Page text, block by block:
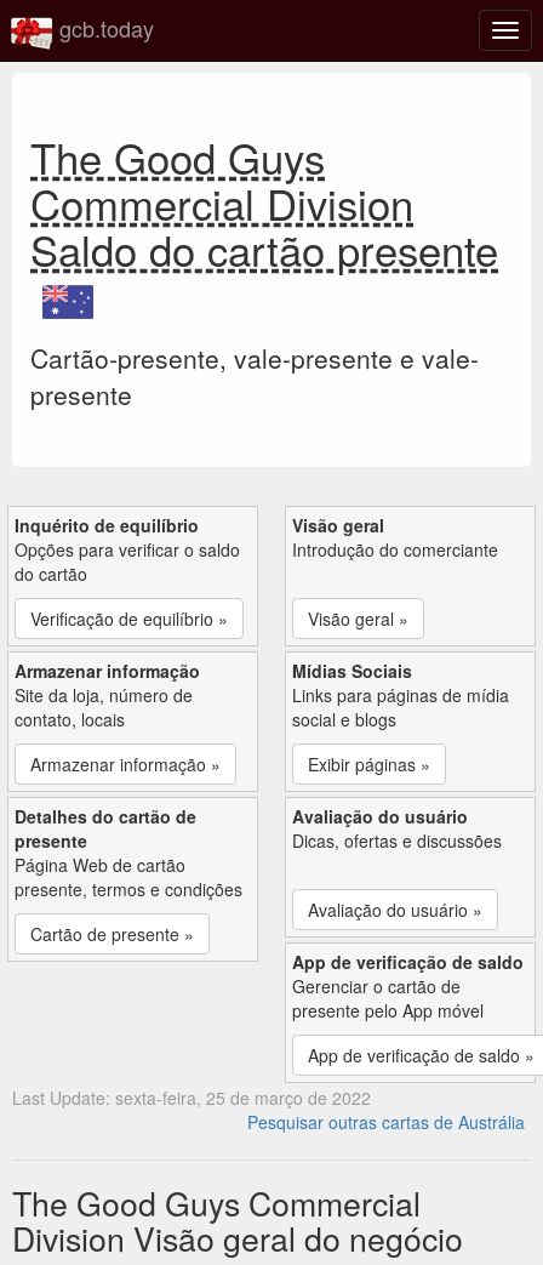
gcb.today
The Good Guys
Commercial Division
Saldo do cartão presente
Cartão-presente, vale-presente e vale-
presente
Inquérito de equilíbrio
Opções para verificar o saldo
do cartão
Verificação de equilíbrio »
Visão geral
Introdução do comerciante
Visão geral »
Armazenar informação
Site da loja, número de
contato, locais
Armazenar informação »
Mídias Sociais
Links para páginas de mídia
social e blogs
Exibir páginas »
Detalhes do cartão de
presente
Página Web de cartão
presente, termos e condições
Cartão de presente »
Avaliação do usuário
Dicas, ofertas e discussões
Avaliação do usuário »
App de verificação de saldo
Gerenciar o cartão de
presente pelo App móvel
App de verificação de saldo »
Last Update: sexta-feira, 25 de março de 2022
Pesquisar outras cartas de Austrália
The Good Guys Commercial
Division Visão geral do negócio